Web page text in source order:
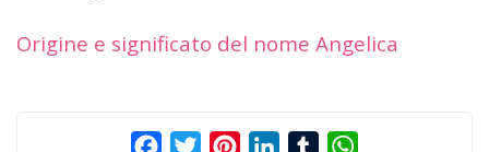
Origine e significato del nome Angelica
FacebookTwitterPinterestLinkedInTumblr